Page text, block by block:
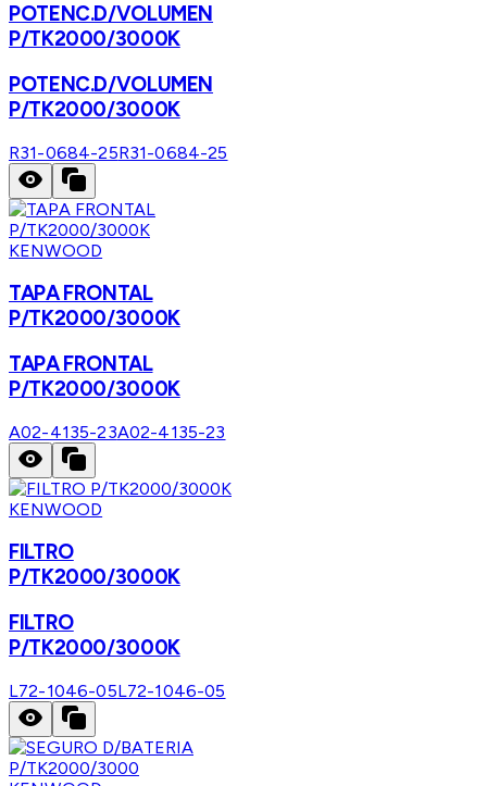
POTENC.D/VOLUMEN
P/TK2000/3000K
POTENC.D/VOLUMEN
P/TK2000/3000K
R31-0684-25R31-0684-25
KENWOOD
TAPA FRONTAL
P/TK2000/3000K
TAPA FRONTAL
P/TK2000/3000K
A02-4135-23A02-4135-23
KENWOOD
FILTRO
P/TK2000/3000K
FILTRO
P/TK2000/3000K
L72-1046-05L72-1046-05